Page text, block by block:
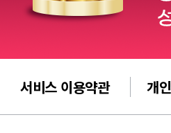
서비스 이용약관 개